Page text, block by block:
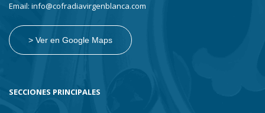
Email: info@cofradiavirgenblanca.com
> Ver en Google Maps
SECCIONES PRINCIPALES